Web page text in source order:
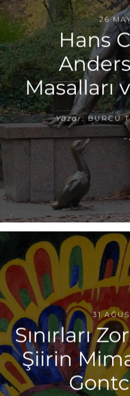
26
Hans
Masalları
Yazar: BURCU
31
Sınırları
Şiirin